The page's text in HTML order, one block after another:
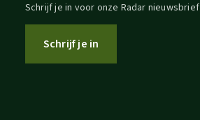
Schrijf je in voor onze Radar nieuwsbrief
Schrijf je in